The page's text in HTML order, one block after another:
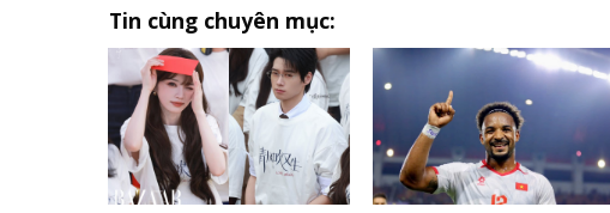
Tin cùng chuyên mục: